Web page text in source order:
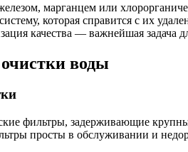
марганцем или
которая справится с их
качества — важнейшая задача
воды
фильтры, задерживающие
просты в обслуживании и